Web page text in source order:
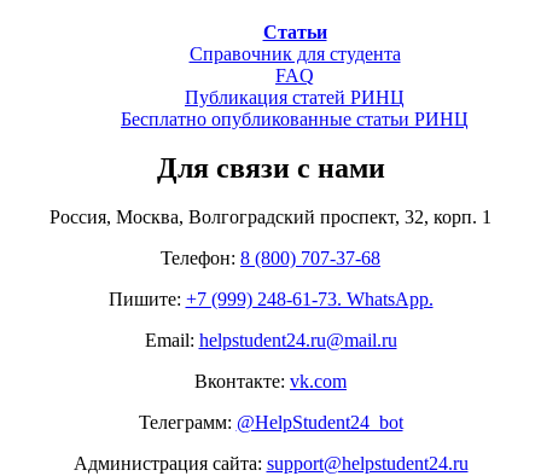
Статьи
Справочник для студента
FAQ
Публикация статей РИНЦ
Бесплатно опубликованные статьи РИНЦ
Для связи с нами
Россия, Москва, Волгоградский проспект, 32, корп. 1
Телефон: 8 (800) 707-37-68
Пишите: +7 (999) 248-61-73. WhatsApp.
Email: helpstudent24.ru@mail.ru
Вконтакте: vk.com
Телеграмм: @HelpStudent24_bot
Администрация сайта: support@helpstudent24.ru